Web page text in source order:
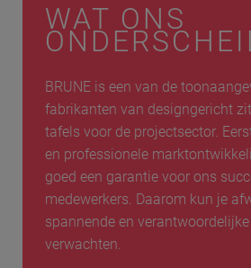
WAT ONS
BRUNE is een van de
fabrikanten van designgericht
tafels voor de projectsector.
en professionele
goed een garantie voor ons
medewerkers. Daarom kun je
spannende en
verwachten.